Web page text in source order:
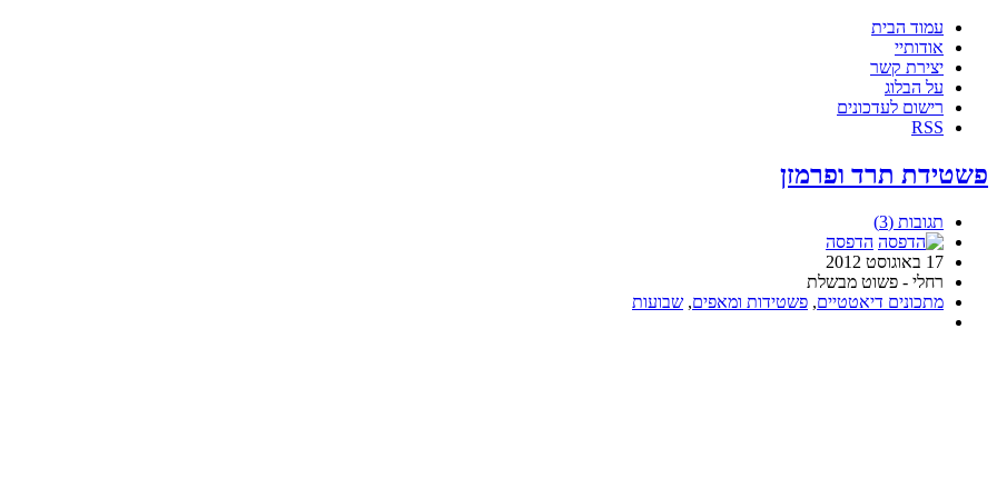
עמוד הבית
אודותיי
יצירת קשר
על הבלוג
רישום לעדכונים
RSS
פשטידת תרד ופרמזן
תגובות (3)
הדפסה
17 באוגוסט 2012
רחלי - פשוט מבשלת
מתכונים דיאטטיים, פשטידות ומאפים, שבועות